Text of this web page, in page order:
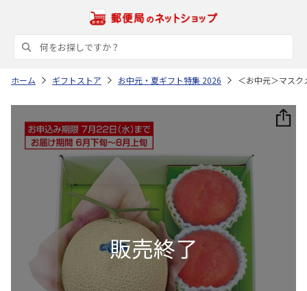
ホーム ギフトストア お中元・夏ギフト特集 2026 ＜お中元＞マス